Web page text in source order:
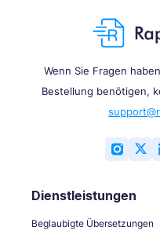
Wenn Sie Fragen
Bestellung benötigen,
Dienstleistungen
Beglaubigte Übersetzungen